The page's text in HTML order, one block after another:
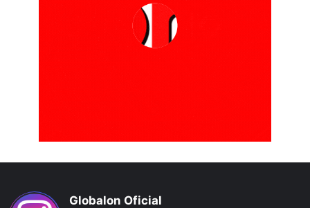
Globalon Oficial